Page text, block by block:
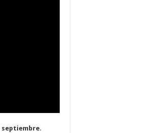
septiembre.